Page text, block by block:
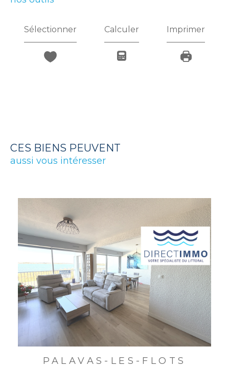
Sélectionner Calculer Imprimer
CES BIENS PEUVENT
aussi vous intéresser
PALAVAS-LES-FLOTS